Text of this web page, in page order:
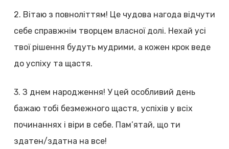
2. Вітаю з повноліттям! Це чудова нагода відчути
себе справжнім творцем власної долі. Нехай усі
твої рішення будуть мудрими, а кожен крок веде
до успіху та щастя.
3. З днем народження! У цей особливий день
бажаю тобі безмежного щастя, успіхів у всіх
починаннях і віри в себе. Пам’ятай, що ти
здатен/здатна на все!